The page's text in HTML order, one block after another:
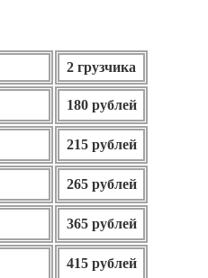
2 грузчика
180 рублей
215 рублей
265 рублей
365 рублей
415 рублей